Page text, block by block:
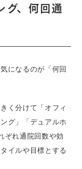
グ、何回通
になるのが「何回
く分けて「オフィ
グ」「デュアルホ
ぞれ通院回数や効
イルや目標とする